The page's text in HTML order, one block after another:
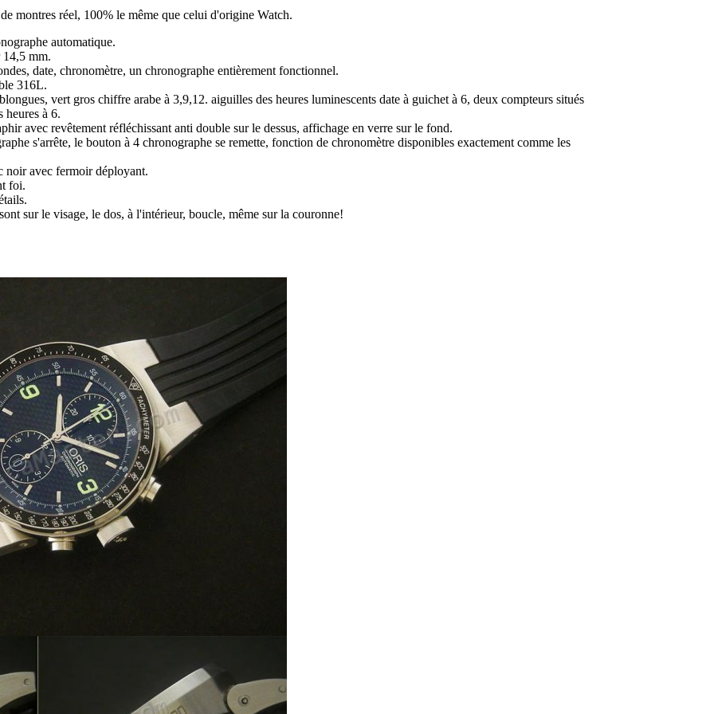
montres réel, 100% le même que celui d'origine Watch.
automatique.
14,5 mm.
date, chronomètre, un chronographe entièrement fonctionnel.
316L.
vert gros chiffre arabe à 3,9,12. aiguilles des heures luminescents date à guichet à 6, deux compteurs situés
heures à 6.
avec revêtement réfléchissant anti double sur le dessus, affichage en verre sur le fond.
s'arrête, le bouton à 4 chronographe se remette, fonction de chronomètre disponibles exactement comme les
noir avec fermoir déployant.
foi.
sur le visage, le dos, à l'intérieur, boucle, même sur la couronne!